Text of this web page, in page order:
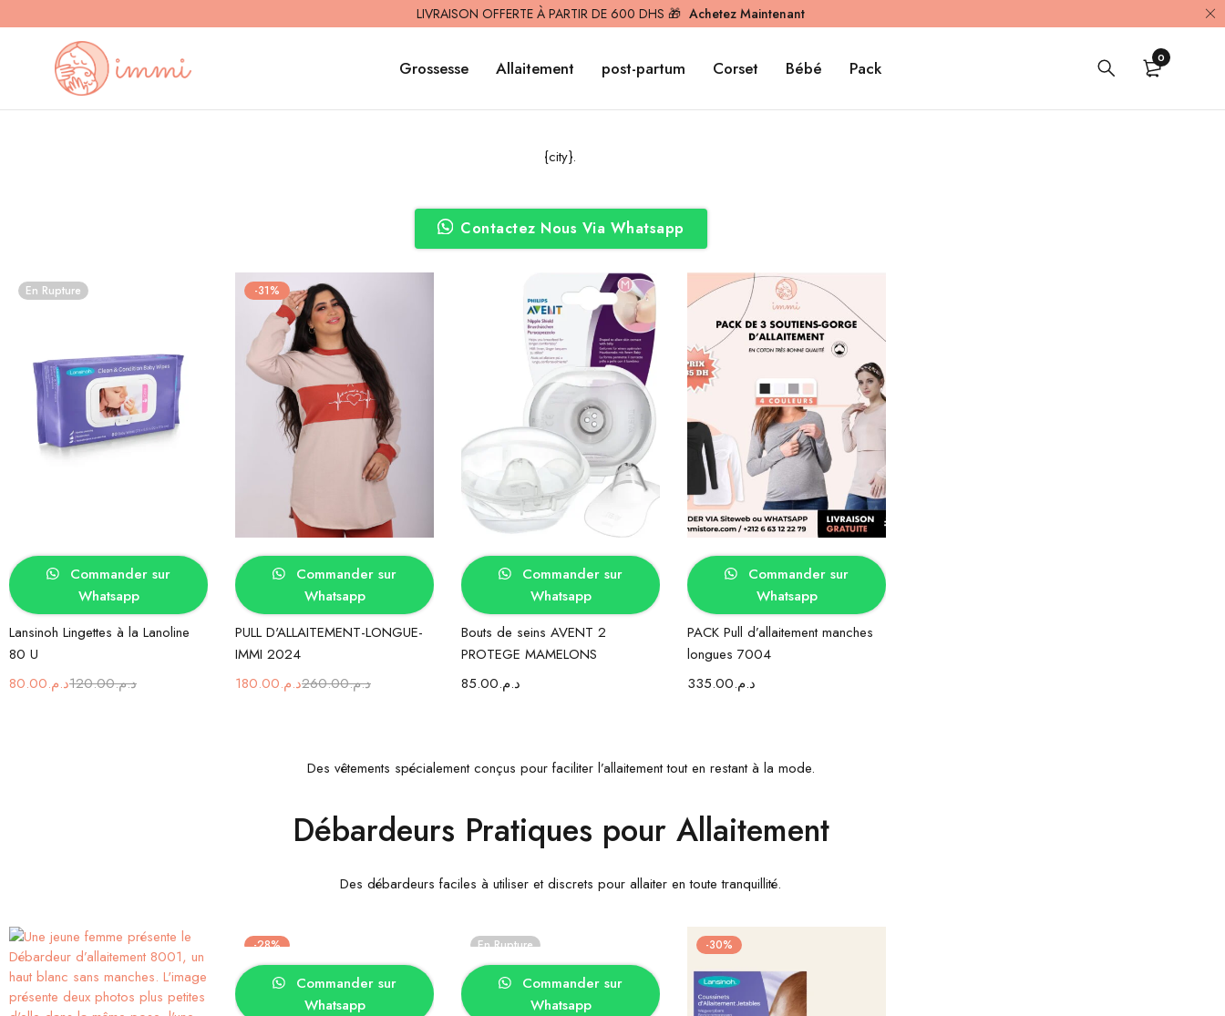
LIVRAISON OFFERTE À PARTIR DE 600 DHS 🎁 Achetez Maintenant
Grossesse Allaitement post-partum Corset Bébé Pack 0
{city}.
Contactez Nous Via Whatsapp
En Rupture
Lire la suite
Commander sur
Whatsapp
Lansinoh Lingettes à la Lanoline
80 U
د.م.120.00د.م.80.00
-31%
Choix des options
Commander sur
Whatsapp
PULL D'ALLAITEMENT-LONGUE-
IMMI 2024
د.م.260.00د.م.180.00
Ajouter au panier
Commander sur
Whatsapp
Bouts de seins AVENT 2
PROTEGE MAMELONS
د.م.85.00
Choix des options
Commander sur
Whatsapp
PACK Pull d’allaitement manches
longues 7004
د.م.335.00
Des vêtements spécialement conçus pour faciliter l’allaitement tout en restant à la mode.
Débardeurs Pratiques pour Allaitement
Des débardeurs faciles à utiliser et discrets pour allaiter en toute tranquillité.
-28%
Ajouter au panier
Commander sur
Whatsapp
En Rupture
Choix des options
Commander sur
Whatsapp
-30%